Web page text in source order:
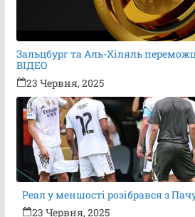
Зальцбург та Аль-Хіляль
ВІДЕО
23 Червня, 2025
Реал у меншості розібрався з
23 Червня, 2025